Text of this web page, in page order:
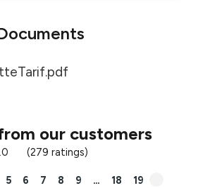
our customers
(279 ratings)
5 6 7 8 9 … 18 19